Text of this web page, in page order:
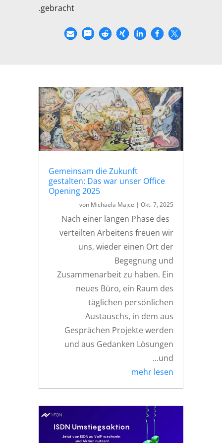
gebracht.
Gemeinsam die Zukunft
gestalten: Das war unser Office
Opening 2025
von Michaela Majce | Okt. 7, 2025
Nach einer langen Phase des
verteilten Arbeitens freuen wir
uns, wieder einen Ort der
Begegnung und
Zusammenarbeit zu haben. Ein
neues Büro, ein Raum des
täglichen persönlichen
Austauschs, in dem aus
Gesprächen Projekte werden
und aus Gedanken Lösungen
und...
mehr lesen